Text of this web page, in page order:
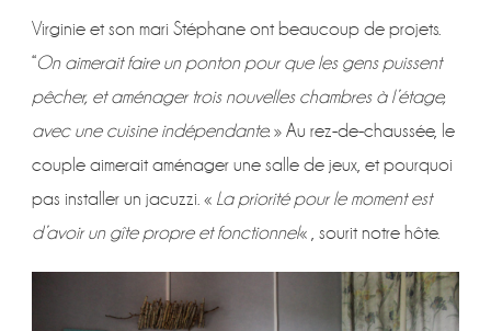
Virginie et son mari Stéphane ont beaucoup de projets.
“On aimerait faire un ponton pour que les gens puissent
pêcher, et aménager trois nouvelles chambres à l’étage,
avec une cuisine indépendante. » Au rez-de-chaussée, le
couple aimerait aménager une salle de jeux, et pourquoi
pas installer un jacuzzi. « La priorité pour le moment est
d’avoir un gîte propre et fonctionnel« , sourit notre hôte.